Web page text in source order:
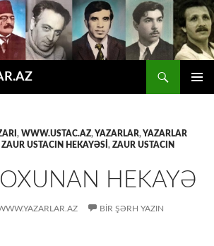
, WWW.USTAC.AZ, YAZARLAR, YAZARLAR
ZAUR USTACIN HEKAYƏSİ , ZAUR USTACIN
HEKAYƏ
BIR ŞƏRH YAZIN